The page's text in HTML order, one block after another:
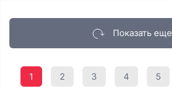
Показать еще
1 2 3 4 5